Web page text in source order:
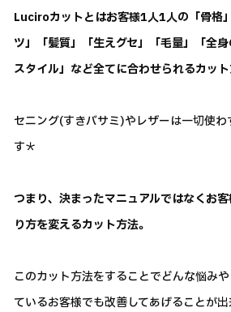
Luciroカットとはお客様1人1人の「骨格
ツ」「髪質」「生えグセ」「毛量」「全
スタイル」など全てに合わせられるカット
セニング(すきバサミ)やレザーは一切使
す＊
つまり、決まったマニュアルではなくお
り方を変えるカット方法。
このカット方法をすることでどんな悩み
ているお客様でも改善してあげることが出